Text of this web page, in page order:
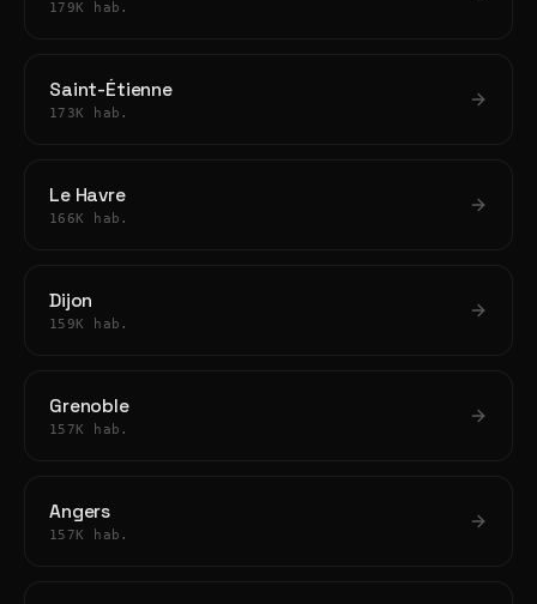
179K hab.
Saint-Étienne
173K hab.
Le Havre
166K hab.
Dijon
159K hab.
Grenoble
157K hab.
Angers
157K hab.